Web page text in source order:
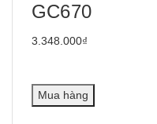
GC670
3.348.000₫
Mua hàng